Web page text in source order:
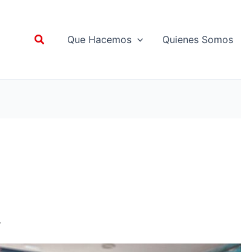
BuscarQue Hacemos Quienes Somos